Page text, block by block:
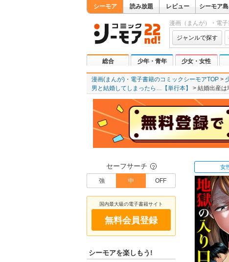
シーモア 読み放題 レビュー シーモア島
漫画（まんが）・電
ジャンルで探す
総合 少年・青年 少女・女性
漫画(まんが)・電子書籍のコミックシーモアTOP
男と結婚してしまったら…【単行本】
結婚出産は
セーフサーチ ？
強 中 OFF
国内最大級の電子書籍サイト
無料会員登録
シーモアを楽しもう!
女